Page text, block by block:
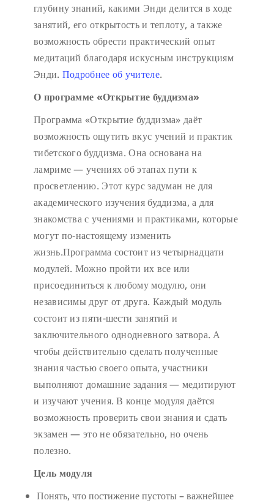
глубину знаний, какими Энди делится в ходе
занятий, его открытость и теплоту, а также
возможность обрести практический опыт
медитаций благодаря искусным инструкциям
Энди. Подробнее об учителе.
О программе «Открытие буддизма»
Программа «Открытие буддизма» даёт
возможность ощутить вкус учений и практик
тибетского буддизма. Она основана на
ламриме — учениях об этапах пути к
просветлению. Этот курс задуман не для
академического изучения буддизма, а для
знакомства с учениями и практиками, которые
могут по-настоящему изменить
жизнь.Программа состоит из четырнадцати
модулей. Можно пройти их все или
присоединиться к любому модулю, они
независимы друг от друга. Каждый модуль
состоит из пяти-шести занятий и
заключительного однодневного затвора. А
чтобы действительно сделать полученные
знания частью своего опыта, участники
выполняют домашние задания — медитируют
и изучают учения. В конце модуля даётся
возможность проверить свои знания и сдать
экзамен — это не обязательно, но очень
полезно.
Цель модуля
Понять, что постижение пустоты – важнейшее